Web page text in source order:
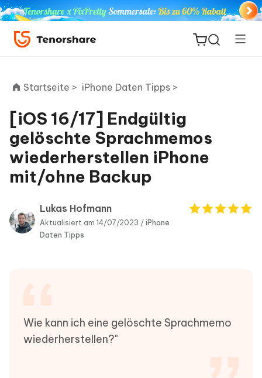
ReiBoot
for iOS
PDNob
PDF
Editor
Neu
iAnyGo
Startseite > iPhone Daten Tipps >
[iOS 16/17] Endgültig
gelöschte Sprachmemos
wiederherstellen iPhone
mit/ohne Backup
Lukas Hofmann
Aktualisiert am 14/07/2023 / iPhone
Daten Tipps
Wie kann ich eine gelöschte Sprachmemo
wiederherstellen?"